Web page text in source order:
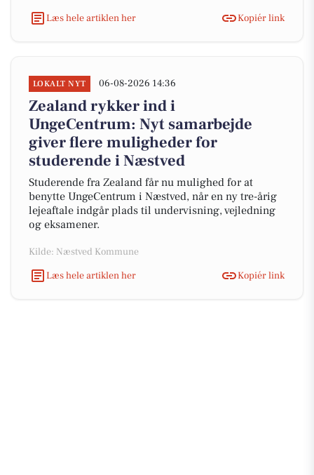
Læs hele artiklen her
Kopiér link
LOKALT NYT 06-08-2026 14:36
Zealand rykker ind i
UngeCentrum: Nyt samarbejde
giver flere muligheder for
studerende i Næstved
Studerende fra Zealand får nu mulighed for at
benytte UngeCentrum i Næstved, når en ny tre-årig
lejeaftale indgår plads til undervisning, vejledning
og eksamener.
Kilde: Næstved Kommune
Læs hele artiklen her
Kopiér link